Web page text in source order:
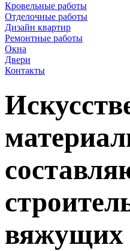
Кровельные работы
Отделочные работы
Дизайн квартир
Ремонтные работы
Окна
Двери
Контакты
вяжущих